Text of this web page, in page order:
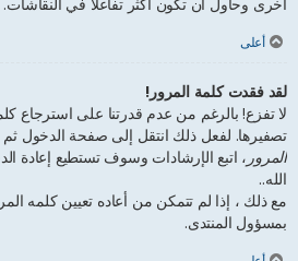
أعلى
لقد فقدت كلمة المرور!
لا تفزع! بالرغم من عدم قدرتنا على استرجاع
تصفيرها. لفعل ذلك انتقل إلى صفحة الدخول
المرور ، اتبع الإرشادات وسوف تستطيع
الله..
مع ذلك ، إذا لم تتمكن من أعاده تعيين كلمه
بمسؤول المنتدى.